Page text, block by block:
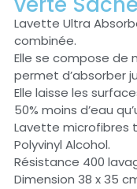
Lavette Ultra
combinée.
Elle se compose de
permet d’absorber
Elle laisse les
50% moins d’eau
Lavette microfibres
Polyvinyl Alcohol.
Résistance 400
Dimension 38 x 35